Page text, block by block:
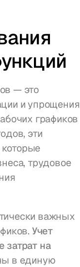
— это
и упрощения
графиков
эти
трудовое
важных
Учет
затрат на
в единую